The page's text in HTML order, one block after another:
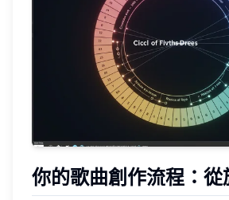
你的歌曲創作流程：從